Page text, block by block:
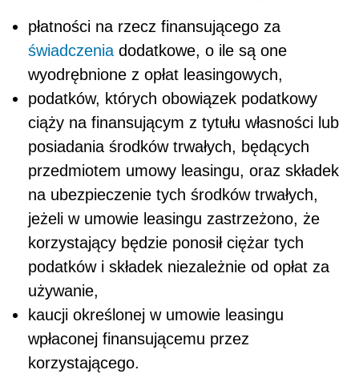
płatności na rzecz finansującego za
świadczenia dodatkowe, o ile są one
wyodrębnione z opłat leasingowych,
podatków, których obowiązek podatkowy
ciąży na finansującym z tytułu własności lub
posiadania środków trwałych, będących
przedmiotem umowy leasingu, oraz składek
na ubezpieczenie tych środków trwałych,
jeżeli w umowie leasingu zastrzeżono, że
korzystający będzie ponosił ciężar tych
podatków i składek niezależnie od opłat za
używanie,
kaucji określonej w umowie leasingu
wpłaconej finansującemu przez
korzystającego.